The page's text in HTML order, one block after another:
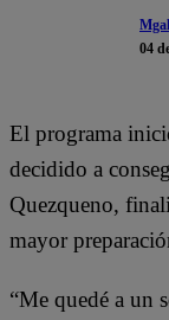
04
El programa
decidido a
Quezqueno,
mayor
“Me quedé a un